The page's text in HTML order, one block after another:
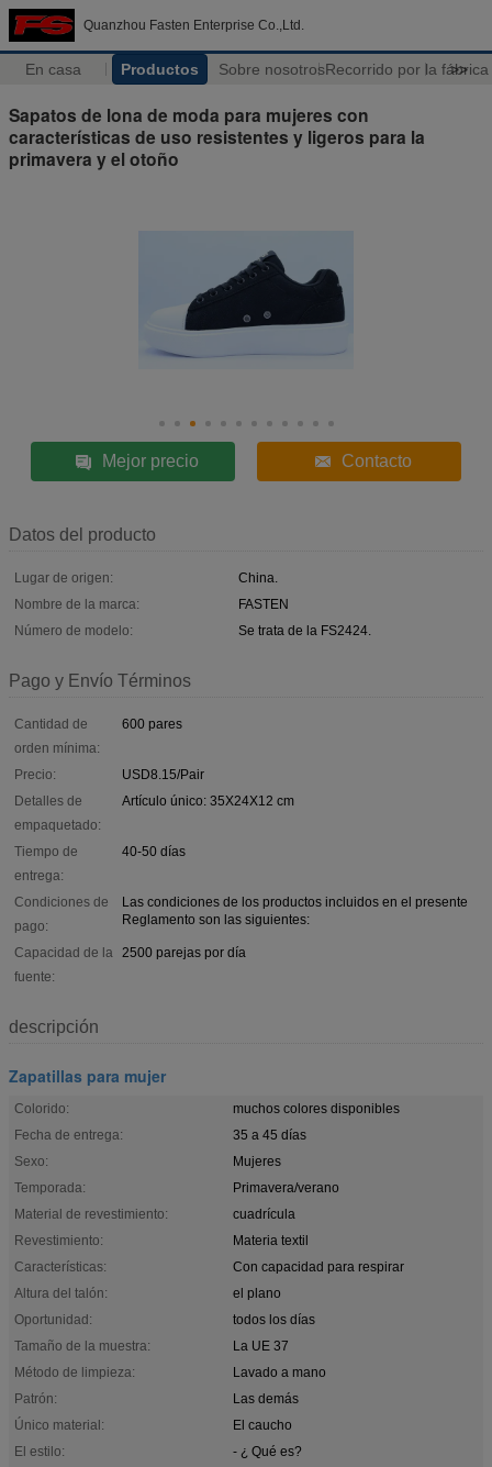
Quanzhou Fasten Enterprise Co.,Ltd.
En casa Productos Sobre nosotrosRecorrido por la fábrica
>>
Sapatos de lona de moda para mujeres con
características de uso resistentes y ligeros para la
primavera y el otoño
Mejor precio Contacto
Datos del producto
Lugar de origen:
China.
Nombre de la marca:
FASTEN
Número de modelo:
Se trata de la FS2424.
Pago y Envío Términos
Cantidad de
orden mínima:
600 pares
Precio:
USD8.15/Pair
Detalles de
empaquetado:
Artículo único: 35X24X12 cm
Tiempo de
entrega:
40-50 días
Condiciones de
pago:
Las condiciones de los productos incluidos en el presente
Reglamento son las siguientes:
Capacidad de la
fuente:
2500 parejas por día
descripción
Zapatillas para mujer
Colorido:
muchos colores disponibles
Fecha de entrega:
35 a 45 días
Sexo:
Mujeres
Temporada:
Primavera/verano
Material de revestimiento:
cuadrícula
Revestimiento:
Materia textil
Características:
Con capacidad para respirar
Altura del talón:
el plano
Oportunidad:
todos los días
Tamaño de la muestra:
La UE 37
Método de limpieza:
Lavado a mano
Patrón:
Las demás
Único material:
El caucho
El estilo:
- ¿ Qué es?